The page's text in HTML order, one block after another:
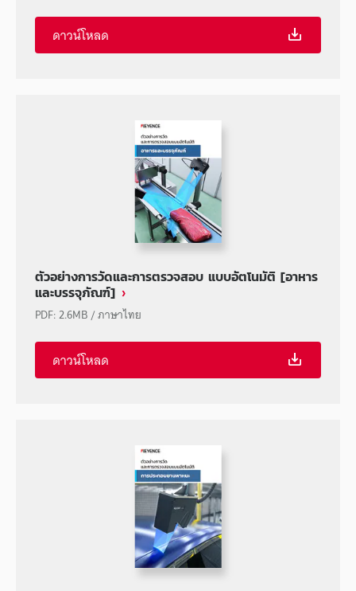
ดาวน์โหลด
ตัวอย่างการวัดและการตรวจสอบ แบบอัตโนมัติ [อาหาร
และบรรจุภัณฑ์]
PDF:2.6MB/ภาษาไทย
ดาวน์โหลด